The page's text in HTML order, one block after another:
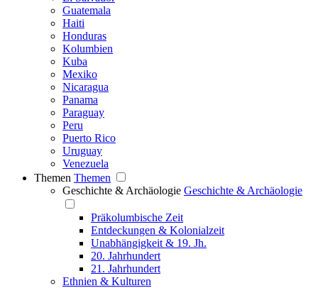
Guatemala
Haiti
Honduras
Kolumbien
Kuba
Mexiko
Nicaragua
Panama
Paraguay
Peru
Puerto Rico
Uruguay
Venezuela
Themen Themen
Geschichte & Archäologie Geschichte & Archäologie
Präkolumbische Zeit
Entdeckungen & Kolonialzeit
Unabhängigkeit & 19. Jh.
20. Jahrhundert
21. Jahrhundert
Ethnien & Kulturen